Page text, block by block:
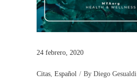
24 febrero, 2020
Citas, Español By Diego Gesualdi